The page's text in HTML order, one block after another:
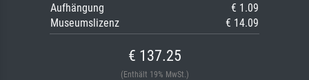
Aufhängung
€ 1.09
Museumslizenz
€ 14.09
€ 137.25
(Enthält 19% MwSt.)